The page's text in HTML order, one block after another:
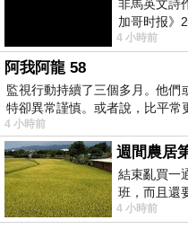
非馬英文詩
加哥时报》
4 小時前
阿我阿龍 58
監視行動持續了三個多月。他
特卻異常謹慎。或者說，比平
4 小時前
結束亂買一
班，而且還
花不少錢，
4 小時前